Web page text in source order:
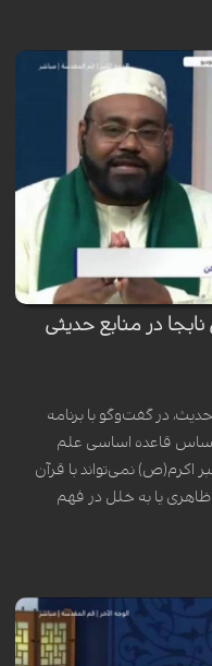
در منابع حدیثی
در گفت‌وگو با برنامه
اساس قاعده اساسی علم
اکرم(ص) نمی‌تواند با قرآن
یا به خلل در فهم